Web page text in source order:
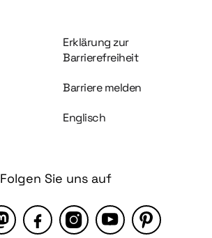
Information und Service
Erklärung zur
Barrierefreiheit
Barriere melden
Englisch
Folgen Sie uns auf